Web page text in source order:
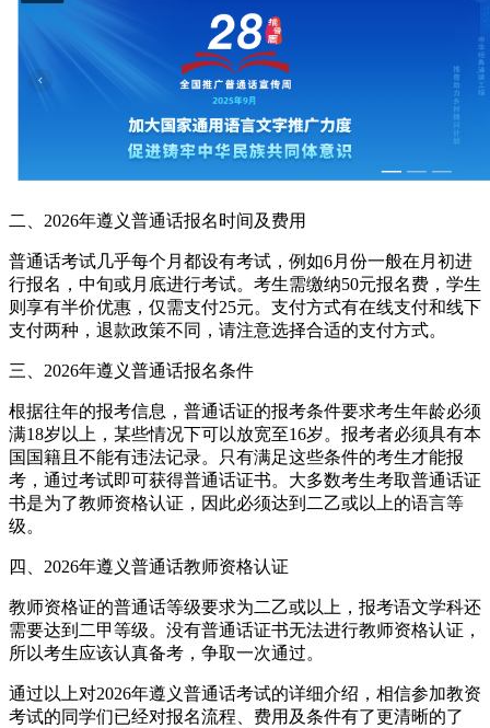
二、2026年遵义普通话报名时间及费用
普通话考试几乎每个月都设有考试，例如6月份一般在月初进
行报名，中旬或月底进行考试。考生需缴纳50元报名费，学生
则享有半价优惠，仅需支付25元。支付方式有在线支付和线下
支付两种，退款政策不同，请注意选择合适的支付方式。
三、2026年遵义普通话报名条件
根据往年的报考信息，普通话证的报考条件要求考生年龄必须
满18岁以上，某些情况下可以放宽至16岁。报考者必须具有本
国国籍且不能有违法记录。只有满足这些条件的考生才能报
考，通过考试即可获得普通话证书。大多数考生考取普通话证
书是为了教师资格认证，因此必须达到二乙或以上的语言等
级。
四、2026年遵义普通话教师资格认证
教师资格证的普通话等级要求为二乙或以上，报考语文学科还
需要达到二甲等级。没有普通话证书无法进行教师资格认证，
所以考生应该认真备考，争取一次通过。
通过以上对2026年遵义普通话考试的详细介绍，相信参加教资
考试的同学们已经对报名流程、费用及条件有了更清晰的了